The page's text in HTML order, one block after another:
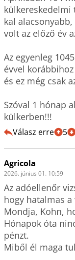
külkereskedelmi
kal
volt az előző év
Az egyenleg
évvel
és ez még csak
Szóval 1 hónap
külkerben!!!
Válasz erre 5
Agricola
2026. június 01. 10:59
Az adóellenőr
hogy hatalmas a
Mondja, Kohn,
Hónapok óta
pénzt.
Miből él maga